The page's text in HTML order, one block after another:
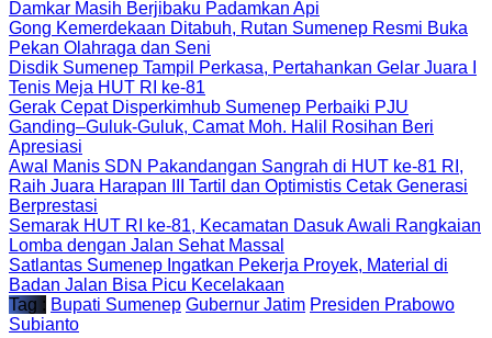
Damkar Masih Berjibaku Padamkan Api
Gong Kemerdekaan Ditabuh, Rutan Sumenep Resmi Buka
Pekan Olahraga dan Seni
Disdik Sumenep Tampil Perkasa, Pertahankan Gelar Juara I
Tenis Meja HUT RI ke-81
Gerak Cepat Disperkimhub Sumenep Perbaiki PJU
Ganding–Guluk-Guluk, Camat Moh. Halil Rosihan Beri
Apresiasi
Awal Manis SDN Pakandangan Sangrah di HUT ke-81 RI,
Raih Juara Harapan III Tartil dan Optimistis Cetak Generasi
Berprestasi
Semarak HUT RI ke-81, Kecamatan Dasuk Awali Rangkaian
Lomba dengan Jalan Sehat Massal
Satlantas Sumenep Ingatkan Pekerja Proyek, Material di
Badan Jalan Bisa Picu Kecelakaan
Tag : Bupati Sumenep Gubernur Jatim Presiden Prabowo
Subianto